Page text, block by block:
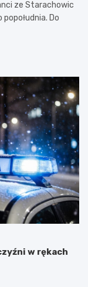
ze Starachowic
Do
w rękach